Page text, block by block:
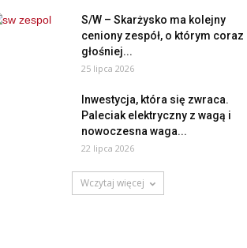
S/W – Skarżysko ma kolejny
ceniony zespół, o którym coraz
głośniej...
25 lipca 2026
Inwestycja, która się zwraca.
Paleciak elektryczny z wagą i
nowoczesna waga...
22 lipca 2026
Wczytaj więcej